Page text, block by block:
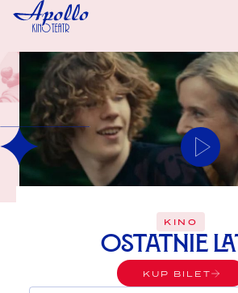
KINO
Ostatnie
KUP BILET